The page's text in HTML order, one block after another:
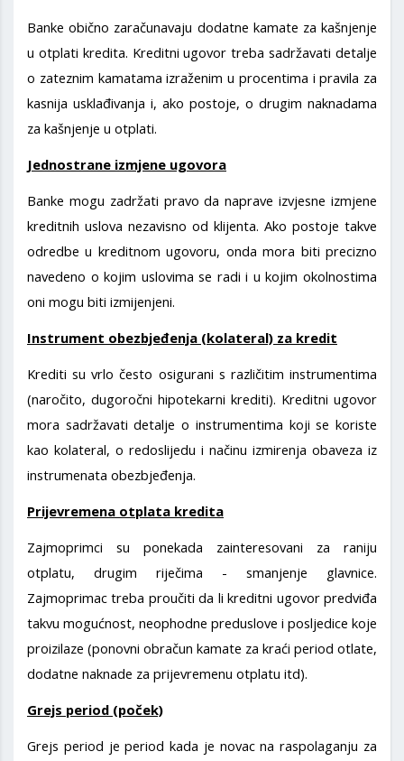
Banke obično zaračunavaju dodatne kamate za kašnjenje
u otplati kredita. Kreditni ugovor treba sadržavati detalje
o zateznim kamatama izraženim u procentima i pravila za
kasnija usklađivanja i, ako postoje, o drugim naknadama
za kašnjenje u otplati.
Jednostrane izmjene ugovora
Banke mogu zadržati pravo da naprave izvjesne izmjene
kreditnih uslova nezavisno od klijenta. Ako postoje takve
odredbe u kreditnom ugovoru, onda mora biti precizno
navedeno o kojim uslovima se radi i u kojim okolnostima
oni mogu biti izmijenjeni.
Instrument obezbjeđenja (kolateral) za kredit
Krediti su vrlo često osigurani s različitim instrumentima
(naročito, dugoročni hipotekarni krediti). Kreditni ugovor
mora sadržavati detalje o instrumentima koji se koriste
kao kolateral, o redoslijedu i načinu izmirenja obaveza iz
instrumenata obezbjeđenja.
Prijevremena otplata kredita
Zajmoprimci su ponekada zainteresovani za raniju
otplatu, drugim riječima - smanjenje glavnice.
Zajmoprimac treba proučiti da li kreditni ugovor predviđa
takvu mogućnost, neophodne preduslove i posljedice koje
proizilaze (ponovni obračun kamate za kraći period otlate,
dodatne naknade za prijevremenu otplatu itd).
Grejs period (poček)
Grejs period je period kada je novac na raspolaganju za